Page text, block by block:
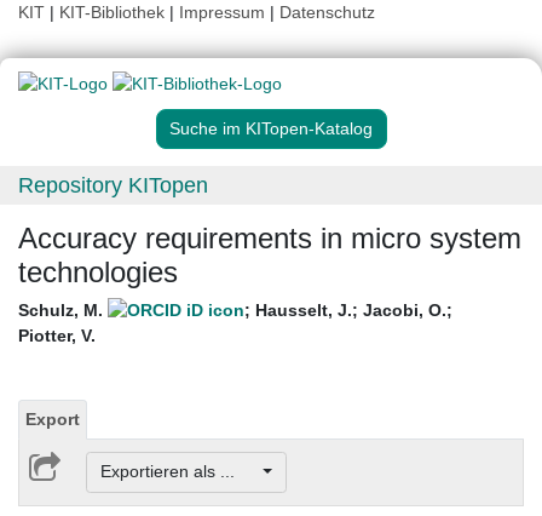
KIT | KIT-Bibliothek | Impressum | Datenschutz
Suche im KITopen-Katalog
Repository KITopen
Accuracy requirements in micro system
technologies
Schulz, M. ; Hausselt, J.; Jacobi, O.;
Piotter, V.
Export
Exportieren als ...